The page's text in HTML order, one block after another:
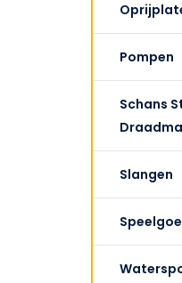
Pompen
Schans
Slangen